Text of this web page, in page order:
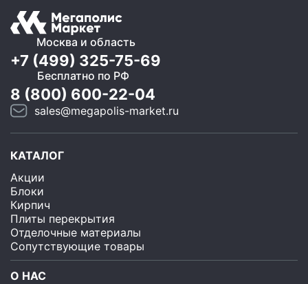
Москва и область
+7 (499) 325-75-69
Бесплатно по РФ
8 (800) 600-22-04
sales@megapolis-market.ru
КАТАЛОГ
Акции
Блоки
Кирпич
Плиты перекрытия
Отделочные материалы
Сопутствующие товары
О НАС